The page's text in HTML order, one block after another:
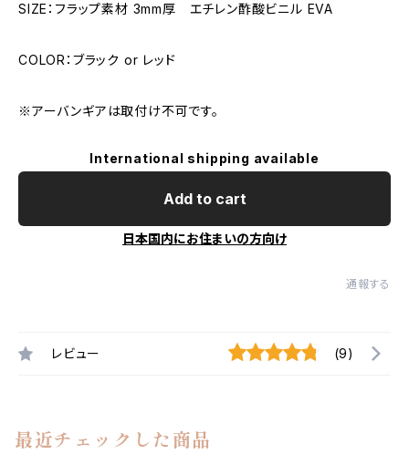
SIZE：フラップ素材 3mm厚 エチレン酢酸ビニル EVA
COLOR：ブラック or レッド
※アーバンギアは取付け不可です。
International shipping available
Add to cart
日本国内にお住まいの方向け
通報する
レビュー (9)
最近チェックした商品